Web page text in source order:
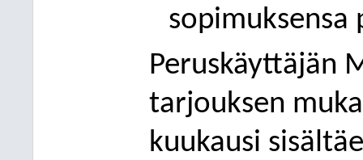
sopimuksensa
Peruskäyttäjän
tarjouksen
kuukausi